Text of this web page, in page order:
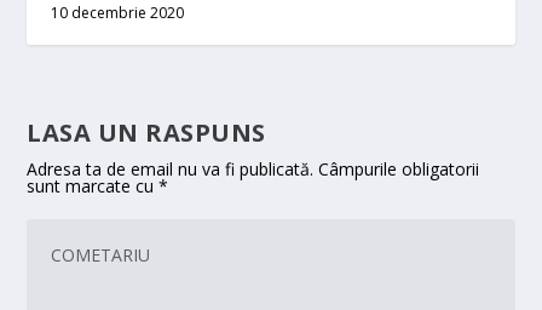
10 decembrie 2020
LASA UN RASPUNS
Adresa ta de email nu va fi publicată. Câmpurile obligatorii
sunt marcate cu*